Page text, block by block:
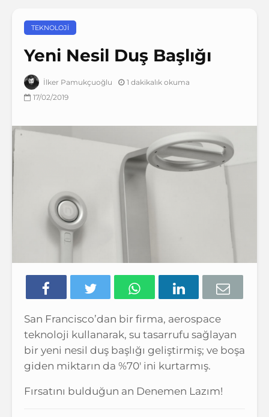
TEKNOLOJI
Yeni Nesil Duş Başlığı
İlker Pamukçuoğlu
1 dakikalık okuma
17/02/2019
San Francisco’dan bir firma, aerospace
teknoloji kullanarak, su tasarrufu sağlayan
bir yeni nesil duş başlığı geliştirmiş; ve boşa
giden miktarın da %70′ ini kurtarmış.
Fırsatını bulduğun an Denemen Lazım!